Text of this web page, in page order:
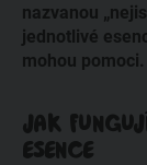
nazvanou
jednotlivé
mohou pomoci.
JAK
ESENCE